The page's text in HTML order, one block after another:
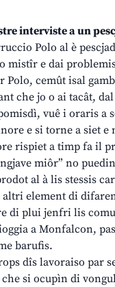
interviste a un
Polo al è
mistîr e dai
Polo, cemût isal
che jo o ai tacât,
vuê i oraris a
e si torne a siet e
rispiet a timp fa il
miôr” no
al à lis stessis
element di
di plui jenfri lis
a Monfalcon,
barufis.
dîs lavoraiso par
si ocupìn di